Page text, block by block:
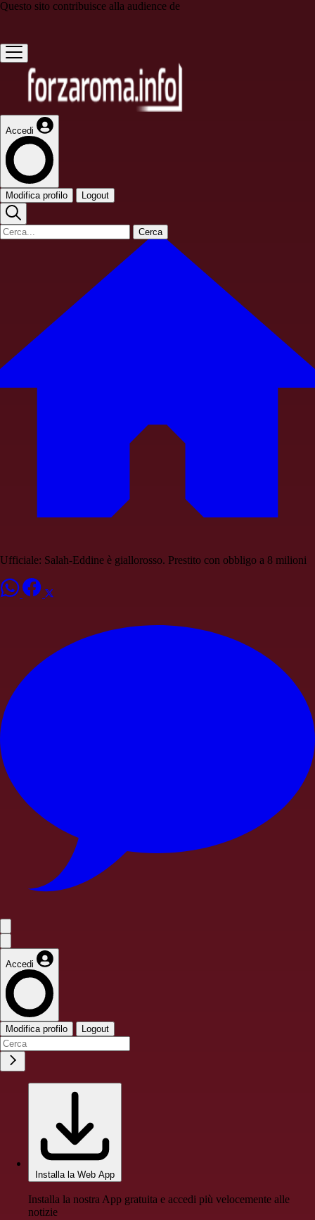
Questo sito contribuisce alla audience de
Accedi
Modifica profilo Logout
Cerca
Ufficiale: Salah-Eddine è giallorosso. Prestito con obbligo a 8 milioni
Accedi
Modifica profilo Logout
Installa la Web App
Installa la nostra App gratuita e accedi più velocemente alle
notizie